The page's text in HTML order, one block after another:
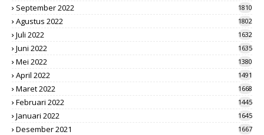
September 2022 1810
Agustus 2022 1802
Juli 2022 1632
Juni 2022 1635
Mei 2022 1380
April 2022 1491
Maret 2022 1668
Februari 2022 1445
Januari 2022 1645
Desember 2021 1667